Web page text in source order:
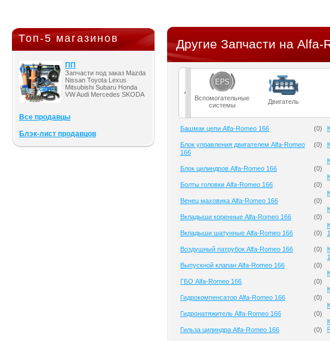
Топ-5 магазинов
ПП
Запчасти под заказ Mazda
Nissan Toyota Lexus
Mitsubishi Subaru Honda
VW Audi Mercedes SKODA
Все продавцы
Блэк-лист продавцов
Другие Запчасти на
Вспомогательные
системы
Двигатель
Башмак цепи Alfa-Romeo 166 (0)
Блок управления двигателем Alfa-Romeo
166
(0)
Блок цилиндров Alfa-Romeo 166 (0)
Болты головки Alfa-Romeo 166 (0)
Венец маховика Alfa-Romeo 166 (0)
Вкладыши коренные Alfa-Romeo 166 (0)
Вкладыши шатунные Alfa-Romeo 166 (0)
Воздушный патрубок Alfa-Romeo 166 (0)
Выпускной клапан Alfa-Romeo 166 (0)
ГБО Alfa-Romeo 166 (0)
Гидрокомпенсатор Alfa-Romeo 166 (0)
Гидронатяжитель Alfa-Romeo 166 (0)
Гильза цилиндра Alfa-Romeo 166 (0)